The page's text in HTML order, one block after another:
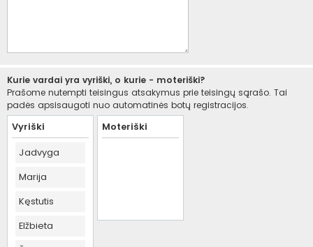
Kurie vardai yra vyriški, o kurie - moteriški?
Prašome nutempti teisingus atsakymus prie teisingų sąrašo. Tai
padės apsisaugoti nuo automatinės botų registracijos.
Vyriški
Jadvyga
Marija
Kęstutis
Elžbieta
Moteriški